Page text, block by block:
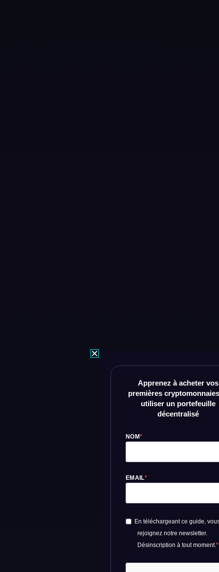
Apprenez à acheter vos
premières
utiliser un portefeuille
décentralisé
NOM
EMAIL
En téléchargeant ce guide,
rejoignez notre newsletter.
Désinscription à tout moment.